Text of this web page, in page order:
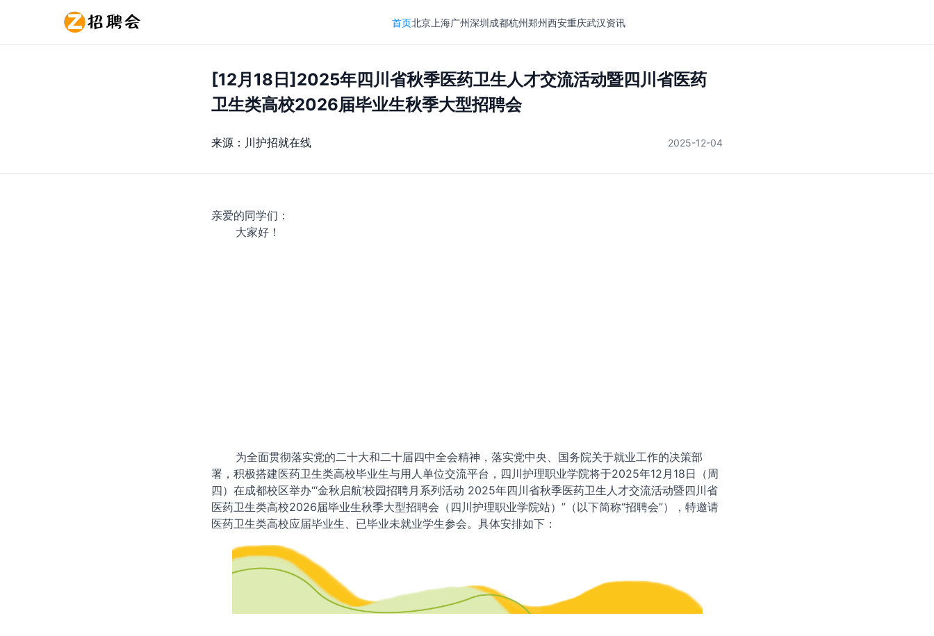
首页北京 上海广州深圳成都杭州郑州西安重庆武汉资讯
[12月18日]2025年四川省秋季医药卫生人才交流活动暨四川省医药
卫生类高校2026届毕业生秋季大型招聘会
来源： 川护招就在线 2025-12-04
亲爱的同学们：
大家好！
为全面贯彻落实党的二十大和二十届四中全会精神，落实党中央、国务院关于就业工作的决策部
署，积极搭建医药卫生类高校毕业生与用人单位交流平台，四川护理职业学院将于2025年12月18日（周
四）在成都校区举办“‘金秋启航’校园招聘月系列活动 2025年四川省秋季医药卫生人才交流活动暨四川省
医药卫生类高校2026届毕业生秋季大型招聘会（四川护理职业学院站）”（以下简称“招聘会”），特邀请
医药卫生类高校应届毕业生、已毕业未就业学生参会。具体安排如下：